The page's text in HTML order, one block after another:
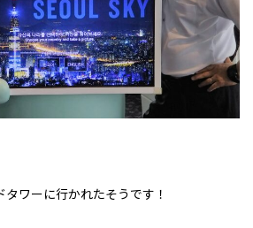
ワーに行かれたそうです！